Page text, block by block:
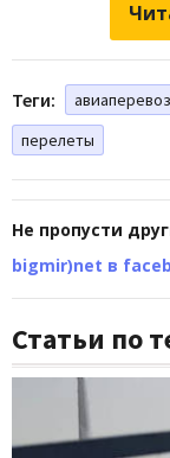
Теги:
перелеты
Не пропусти
bigmir)net в
Статьи по